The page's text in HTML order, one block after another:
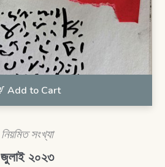
Add to Cart
নিয়মিত সংখ্যা
জুলাই ২০২৩